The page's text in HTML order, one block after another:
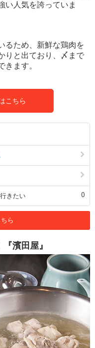
い人気を誇っていま
るため、新鮮な鶏肉を
りと出ており、〆まで
きます。
こちら
行きたい 0
ら
濱田屋』